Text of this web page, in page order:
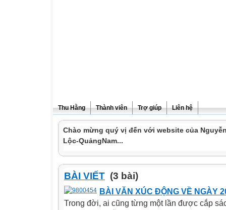
Thu Hằng Thành viên Trợ giúp Liên hệ
Chào mừng quý vị đến với website của
Lộc-QuảngNam...
BÀI VIẾT (3 bài)
BÀI VĂN XÚC ĐỘNG VỀ NGÀY
Trong đời, ai cũng từng một lần được cắp